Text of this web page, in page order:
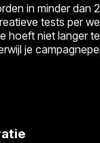
in minder dan
tests per
hoeft niet langer
je